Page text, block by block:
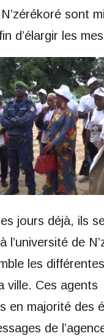
sont
d’élargir les
jours déjà, ils
l’université de
les
ville. Ces agents
en majorité des
de